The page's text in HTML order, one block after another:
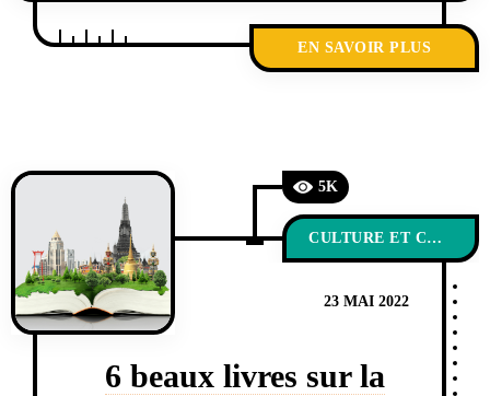
EN SAVOIR PLUS
5K
CULTURE ET COUTUMES
23 MAI 2022
6 beaux livres sur la